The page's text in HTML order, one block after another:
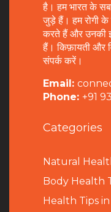
है। हम भारत के
जुड़े हैं। हम रोगी के
करते हैं और उनकी
हैं। किफ़ायती और
संपर्क करें।
Email:
Phone: +91
Categories
Natural
Body Health
Health Tips